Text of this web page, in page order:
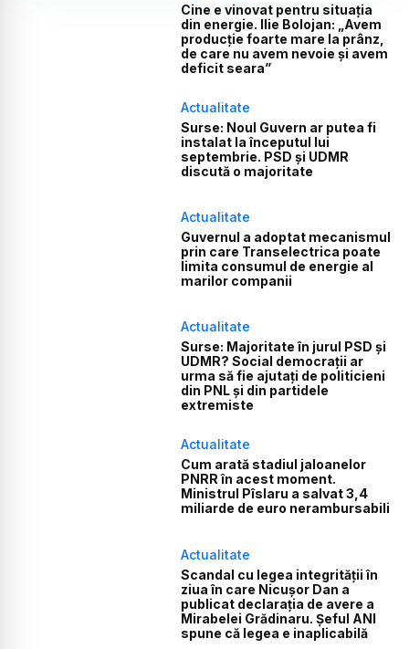
Cine e vinovat pentru situația
din energie. Ilie Bolojan: „Avem
producție foarte mare la prânz,
de care nu avem nevoie și avem
deficit seara”
Actualitate
Surse: Noul Guvern ar putea fi
instalat la începutul lui
septembrie. PSD și UDMR
discută o majoritate
Actualitate
Guvernul a adoptat mecanismul
prin care Transelectrica poate
limita consumul de energie al
marilor companii
Actualitate
Surse: Majoritate în jurul PSD și
UDMR? Social democrații ar
urma să fie ajutați de politicieni
din PNL și din partidele
extremiste
Actualitate
Cum arată stadiul jaloanelor
PNRR în acest moment.
Ministrul Pîslaru a salvat 3,4
miliarde de euro nerambursabili
Actualitate
Scandal cu legea integrității în
ziua în care Nicușor Dan a
publicat declarația de avere a
Mirabelei Grădinaru. Șeful ANI
spune că legea e inaplicabilă